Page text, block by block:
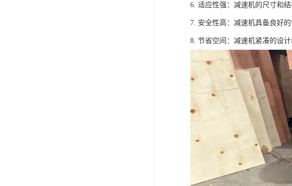
6. 适应性强：减速机的尺寸和
7. 安全性高：减速机具备良好
8. 节省空间：减速机紧凑的设